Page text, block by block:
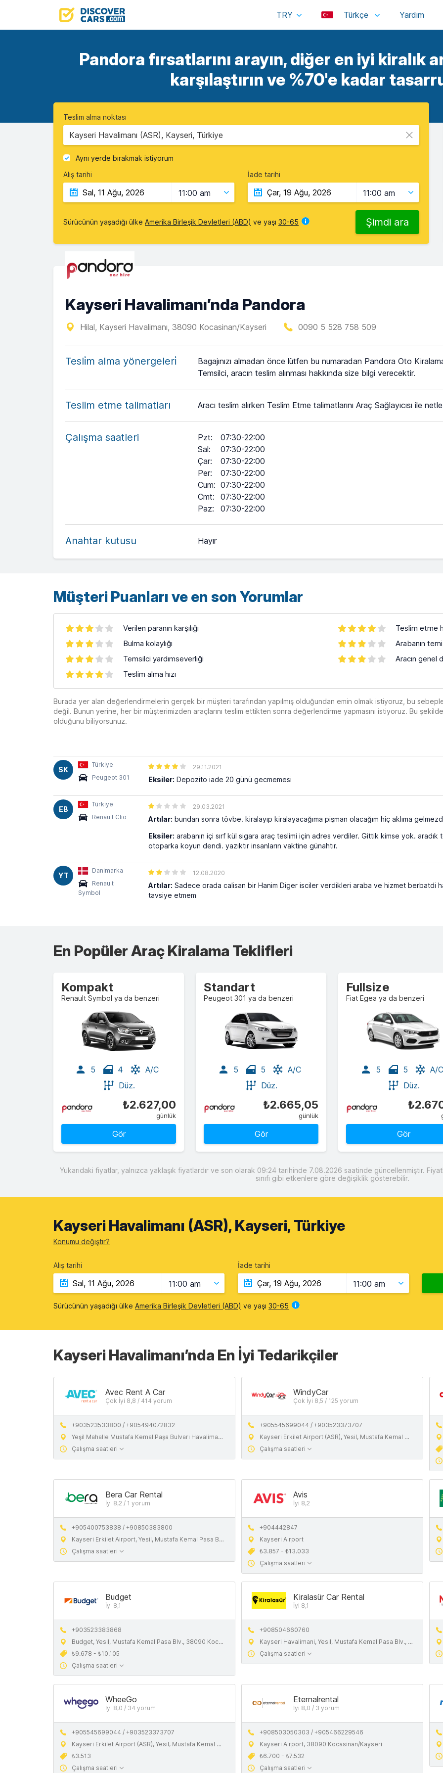
TRY Türkçe
Pandora fırsatlarını arayın, diğer en iyi kiralık
karşılaştırın ve %70'e kadar
Teslim alma noktası
Kayseri Havalimanı (ASR), Kayseri, Türkiye
Aynı yerde bırakmak istiyorum
Alış tarihi
11:00 am
İade tarihi
11:00 am
Sürücünün yaşadığı ülke Amerika Birleşik Devletleri (ABD) ve yaşı 30-65 Şimdi ara
Kayseri Havalimanı’nda Pandora
Hilal, Kayseri Havalimanı, 38090 Kocasinan/Kayseri 0090 5 528 758 509
Tesli̇m alma yönergeleri̇
Bagajınızı almadan önce lütfen bu numaradan Pandora Oto
Temsilci, aracın teslim alınması hakkında size bilgi verecektir.
Teslim etme talimatları Aracı teslim alırken Teslim Etme talimatlarını Araç Sağlayıcısı ile
Çalışma saatleri Pzt:
07:30-22:00
Sal:
07:30-22:00
Çar:
07:30-22:00
Per:
07:30-22:00
Cum: 07:30-22:00
Cmt:
07:30-22:00
Paz: 07:30-22:00
Anahtar kutusu Hayır
Müşteri Puanları ve en son Yorumlar
Verilen paranın karşılığı
Bulma kolaylığı
Temsilci yardımseverliği
Teslim alma hızı
Teslim etme
Arabanın
Aracın genel
Burada yer alan değerlendirmelerin gerçek bir müşteri tarafından yapılmış olduğundan emin olmak istiyoruz, bu
değil. Bunun yerine, her bir müşterimizden araçlarını teslim ettikten sonra değerlendirme yapmasını istiyoruz. Bu
olduğunu biliyorsunuz.
SK
Türkiye
Peugeot 301
29.11.2021
Eksiler: Depozito iade 20 günü gecmemesi
EB
Türkiye
Renault Clio
29.03.2021
Artılar: bundan sonra tövbe. kiralayıp kiralayacağıma pişman olacağım hiç aklıma
Eksiler: arabanın içi sırf kül sigara araç teslimi için adres verdiler. Gittik kimse yok.
otoparka koyun dendi. yazıktır insanların vaktine günahtır.
YT
Danimarka
Renault
Symbol
12.08.2020
Artılar: Sadece orada calisan bir Hanim Diger isciler verdikleri araba ve hizmet berbatdi
tavsiye etmem
En Popüler Araç Kiralama Teklifleri
Kompakt
Renault Symbol ya da benzeri
5 4
A/C
Düz.
₺2.627,00
günlük
Gör
Standart
Peugeot 301 ya da benzeri
5 5
A/C
Düz.
₺2.665,05
günlük
Gör
Fullsize
Fiat Egea ya da benzeri
5 5
A/C
Düz.
Gör
Yukarıdaki fiyatlar, yalnızca yaklaşık fiyatlardır ve son olarak 09:24 tarihinde 7.08.2026 saatinde güncellenmiştir.
sınıfı gibi etkenlere göre değişiklik gösterebilir.
Kayseri Havalimanı (ASR), Kayseri, Türkiye
Konumu değiştir?
Alış tarihi
11:00 am
İade tarihi
11:00 am
Sürücünün yaşadığı ülke Amerika Birleşik Devletleri (ABD) ve yaşı 30-65
Kayseri Havalimanı’nda En İyi Tedarikçiler
Avec Rent A Car
Çok İyi 8,8 / 414 yorum
+903523533800 / +905494072832
Yeşil Mahalle Mustafa Kemal Paşa Bulvarı Havalimanı Gelen Yolcu Terminali No: 356/Z26 Kocasinan Kayseri
Çalışma saatleri
WindyCar
Çok İyi 8,5 / 125 yorum
+905545699044 / +903523373707
Kayseri Erkilet Airport (ASR), Yesil, Mustafa Kemal Pasa Blv., 38090 Kocasinan/Kayseri, Turkiye
Çalışma saatleri
Bera Car Rental
İyi 8,2 / 1 yorum
+905400753838 / +90850383800
Kayseri Erkilet Airport, Yesil, Mustafa Kemal Pasa Blv., 38090 Kocasinan/Kayseri, Turkiye
Çalışma saatleri
Avis
İyi 8,2
+904442847
Kayseri Airport
₺3.857 - ₺13.033
Çalışma saatleri
Budget
İyi 8,1
+903523383868
Budget, Yesil, Mustafa Kemal Pasa Blv., 38090 Kocasinan/Kayseri, Turkiye
₺9.678 - ₺10.105
Çalışma saatleri
Kiralasür Car Rental
İyi 8,1
+908504660760
Kayseri Havalimani, Yesil, Mustafa Kemal Pasa Blv., 38090 Kocasinan/Kayseri
Çalışma saatleri
WheeGo
İyi 8,0 / 34 yorum
+905545699044 / +903523373707
Kayseri Erkilet Airport (ASR), Yesil, Mustafa Kemal Pasa Blv., 38090 Kocasinan/Kayseri, Turkiye
₺3.513
Çalışma saatleri
Eternalrental
İyi 8,0 / 3 yorum
+908503050303 / +905466229546
Kayseri Airport, 38090 Kocasinan/Kayseri
₺6.700 - ₺7.532
Çalışma saatleri